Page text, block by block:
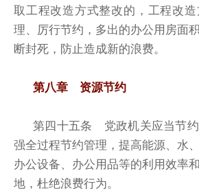
取工程改造方式整改的，工程改
理、厉行节约，多出的办公用房面
断封死，防止造成新的浪费。
第八章 资源节约
第四十五条 党政机关应当节
强全过程节约管理，提高能源、水
办公设备、办公用品等的利用效率
地，杜绝浪费行为。